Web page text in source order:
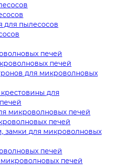
для пылесосов
печей
печей
для микроволновых
для
микроволновых печей
печей
замки для микроволновых
печей
печей